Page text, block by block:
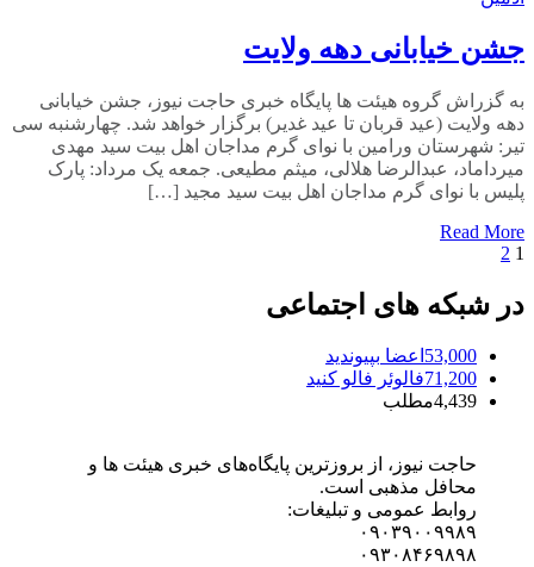
جشن خیابانی دهه ولایت
به گزراش گروه هیئت ها پایگاه خبری حاجت نیوز، جشن خیابانی
دهه ولایت (عید قربان تا عید غدیر) برگزار خواهد شد. چهارشنبه سی
تیر: شهرستان ورامین با نوای گرم مداجان اهل بیت سید مهدی
میرداماد، عبدالرضا هلالی، میثم مطیعی. جمعه یک مرداد: پارک
پلیس با نوای گرم مداجان اهل بیت سید مجید […]
Read More
راهبری
نوشته‌ها
1
2
در شبکه های اجتماعی
53,000 اعضا بپیوندید
71,200فالوئر فالو کنید
4,439مطلب
حاجت نیوز، از بروزترین پایگاه‌های خبری هیئت ها و
محافل مذهبی است.
روابط عمومی و تبلیغات:
۰۹۰۳۹۰۰۹۹۸۹
۰۹۳۰۸۴۶۹۸۹۸